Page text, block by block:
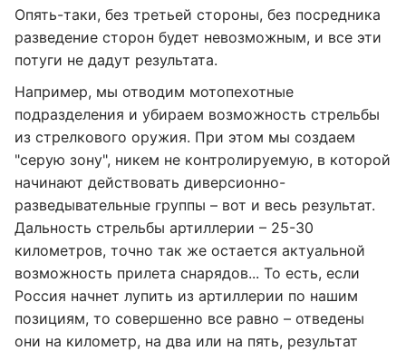
Опять-таки, без третьей стороны, без посредника
разведение сторон будет невозможным, и все эти
потуги не дадут результата.
Например, мы отводим мотопехотные
подразделения и убираем возможность стрельбы
из стрелкового оружия. При этом мы создаем
"серую зону", никем не контролируемую, в которой
начинают действовать диверсионно-
разведывательные группы – вот и весь результат.
Дальность стрельбы артиллерии – 25-30
километров, точно так же остается актуальной
возможность прилета снарядов... То есть, если
Россия начнет лупить из артиллерии по нашим
позициям, то совершенно все равно – отведены
они на километр, на два или на пять, результат